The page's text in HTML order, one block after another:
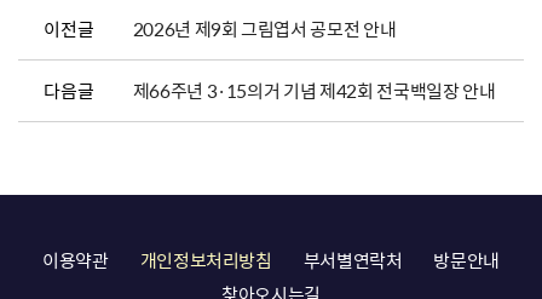
이전글 2026년 제9회 그림엽서 공모전 안내
다음글 제66주년 3·15의거 기념 제42회 전국백일장 안내
이용약관 개인정보처리방침 부서별연락처
방문안내